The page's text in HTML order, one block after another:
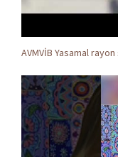
AVMVİB Yasamal